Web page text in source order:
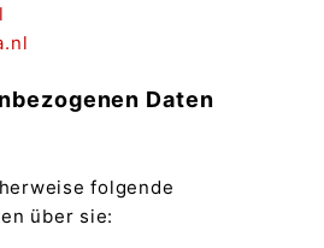
Daten
folgende
über sie: